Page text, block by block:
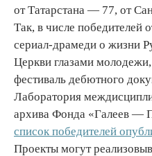
от Татарстана — 77, от
Так, в числе победителей
сериал-драмеди о жизни
Церкви глазами
фестиваль дебютного
Лаборатория
архива Фонда «Галеев —
список победителей
Проекты могут